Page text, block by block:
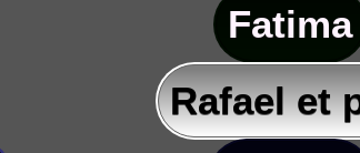
Fatima
Rafael et